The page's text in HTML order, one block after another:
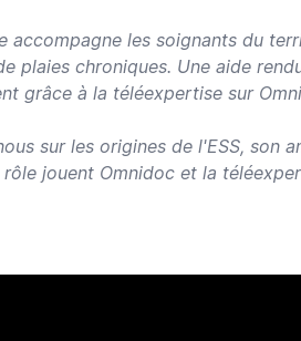
accompagne les soignants du
plaies chroniques. Une aide
grâce à la téléexpertise sur
sur les origines de l'ESS, son
jouent Omnidoc et la